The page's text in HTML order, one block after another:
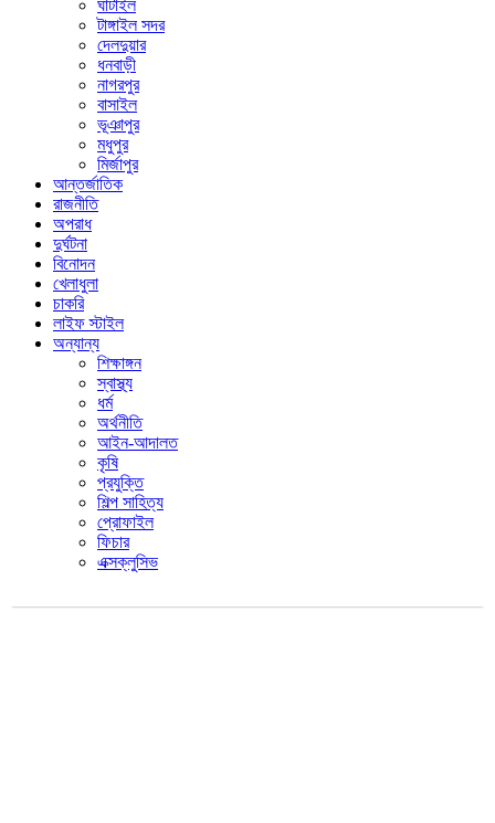
ঘাটাইল
টাঙ্গাইল সদর
দেলদুয়ার
ধনবাড়ী
নাগরপুর
বাসাইল
ভূঞাপুর
মধুপুর
মির্জাপুর
আন্তর্জাতিক
রাজনীতি
অপরাধ
দুর্ঘটনা
বিনোদন
খেলাধুলা
চাকরি
লাইফ স্টাইল
অন্যান্য
শিক্ষাঙ্গন
স্বাস্থ্য
ধর্ম
অর্থনীতি
আইন-আদালত
কৃষি
প্রযুক্তি
শিল্প সাহিত্য
প্রোফাইল
ফিচার
এক্সক্লুসিভ